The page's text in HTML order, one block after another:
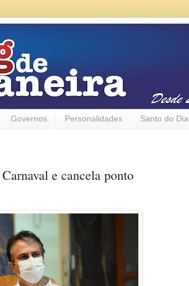
Governos Personalidades Santo do Dia
e cancela ponto